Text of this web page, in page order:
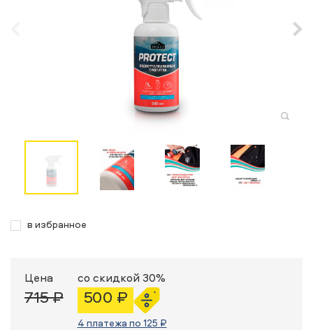
в избранное
Цена
715 ₽
со скидкой 30%
500 ₽
4 платежа по 125 ₽